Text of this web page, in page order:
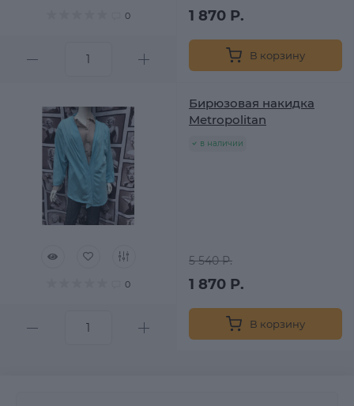
0 1 870 Р.
В корзину
0
Бирюзовая накидка
Metropolitan
в наличии
5 540 Р.
1 870 Р.
В корзину